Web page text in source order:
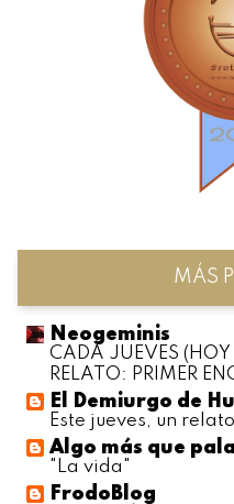
MÁS
Neogeminis
CADA JUEVES (HOY
RELATO: PRIMER
El Demiurgo de
Este jueves, un
Algo más que
"La vida"
FrodoBlog